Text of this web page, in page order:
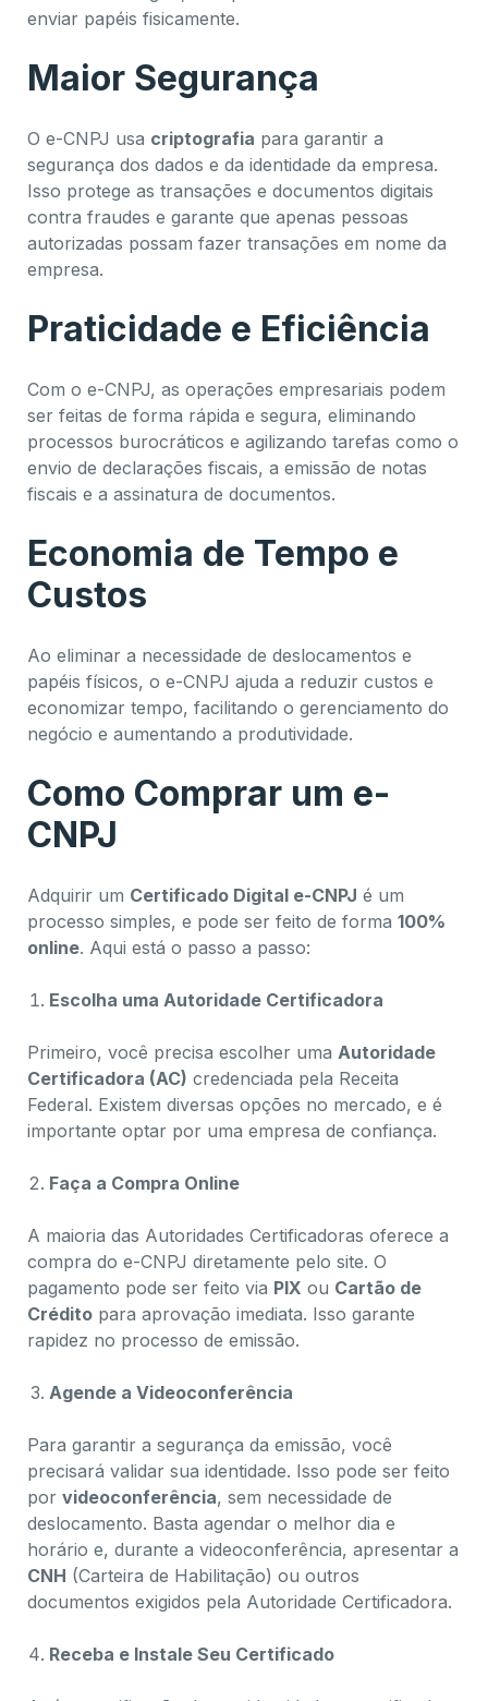
enviar papéis fisicamente.
Maior Segurança
O e-CNPJ usa criptografia para garantir a
segurança dos dados e da identidade da empresa.
Isso protege as transações e documentos digitais
contra fraudes e garante que apenas pessoas
autorizadas possam fazer transações em nome da
empresa.
Praticidade e Eficiência
Com o e-CNPJ, as operações empresariais podem
ser feitas de forma rápida e segura, eliminando
processos burocráticos e agilizando tarefas como o
envio de declarações fiscais, a emissão de notas
fiscais e a assinatura de documentos.
Economia de Tempo e
Custos
Ao eliminar a necessidade de deslocamentos e
papéis físicos, o e-CNPJ ajuda a reduzir custos e
economizar tempo, facilitando o gerenciamento do
negócio e aumentando a produtividade.
Como Comprar um e-
CNPJ
Adquirir um Certificado Digital e-CNPJ é um
processo simples, e pode ser feito de forma 100%
online. Aqui está o passo a passo:
Escolha uma Autoridade Certificadora
Primeiro, você precisa escolher uma Autoridade
Certificadora (AC) credenciada pela Receita
Federal. Existem diversas opções no mercado, e é
importante optar por uma empresa de confiança.
Faça a Compra Online
A maioria das Autoridades Certificadoras oferece a
compra do e-CNPJ diretamente pelo site. O
pagamento pode ser feito via PIX ou Cartão de
Crédito para aprovação imediata. Isso garante
rapidez no processo de emissão.
Agende a Videoconferência
Para garantir a segurança da emissão, você
precisará validar sua identidade. Isso pode ser feito
por videoconferência, sem necessidade de
deslocamento. Basta agendar o melhor dia e
horário e, durante a videoconferência, apresentar a
CNH (Carteira de Habilitação) ou outros
documentos exigidos pela Autoridade Certificadora.
Receba e Instale Seu Certificado